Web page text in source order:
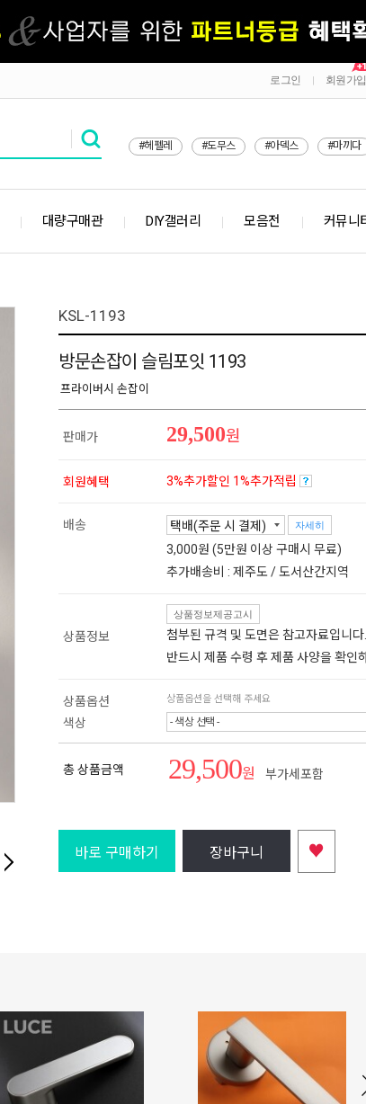
로그인 회원가입
#헤펠레 #도무스 #아덱스 #마끼다
대량구매관 DIY갤러리 모음전 커뮤니
KSL-1193
방문손잡이 슬림포잇 1193
프라이버시 손잡이
판매가 29,500원
회원혜택 3%추가할인 1%추가적립
배송 자세히
3,000원 (5만원 이상 구매시 무료)
추가배송비 : 제주도 / 도서산간지역
상품정보
상품정보제공고시
첨부된 규격 및 도면은 참고자료입니다.
반드시 제품 수령 후 제품 사양을 확인
상품옵션 상품옵션을 선택해 주세요
색상 - 색상 선택 -
총 상품금액 29,500원 부가세포함
바로 구매하기 장바구니 ♥